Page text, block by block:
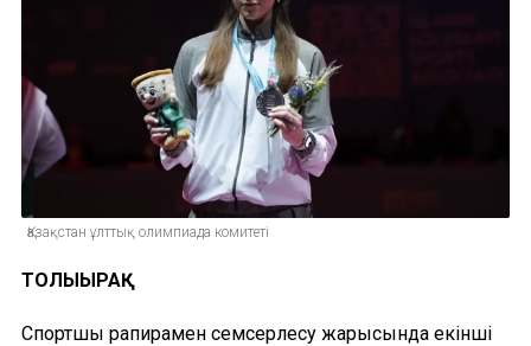
Қазақстан ұлттық олимпиада комитеті
ТОЛЫҒЫРАҚ
Спортшы рапирамен семсерлесу жарысында екінші